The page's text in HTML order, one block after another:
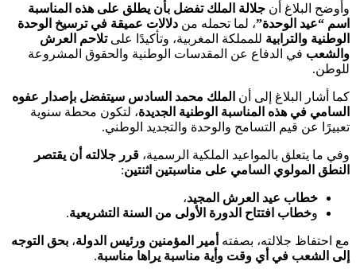
وأوضح البلاغ أن جلالة الملك تفضل بأن يطلق على هذه المناسبة
اسم “عيد الوحدة”، لما تحمله من دلالات عميقة في ترسيخ الوحدة
الوطنية والترابية للمملكة المغربية، وتأكيدًا علىتلاحم العرش
والشعب في الدفاع عن المقدسات الوطنية والحقوق المشروعة
للوطن.
كما أشار البلاغ إلى أن الملك محمد السادس سيتفضل بإصدار عفوه
السامي في هذه المناسبة الوطنية الجديدة، لتكون محطة سنوية
تعبيرًا عن قيم التسامح والوحدة والتجديد الوطني.
وفي ما يتعلق بالمواعيد الملكية الرسمية، قرر جلالته أن يقتصر
النطق المولوي السامي على مناسبتين اثنتين:
خطاب عيد العرش المجيد،
وخطاب افتتاح الدورة الأولى من السنة التشريعية.
مع احتفاظ جلالته، بصفته أمير المؤمنين ورئيس الدولة، بحق التوجه
إلى الشعب في أي وقت وأية مناسبة يراها مناسبة.